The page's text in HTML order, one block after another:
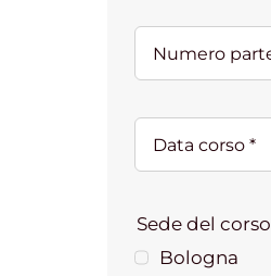
Sede del corso
Bologna